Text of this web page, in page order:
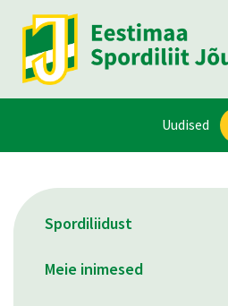
Uudised
Spordiliidust
Meie inimesed